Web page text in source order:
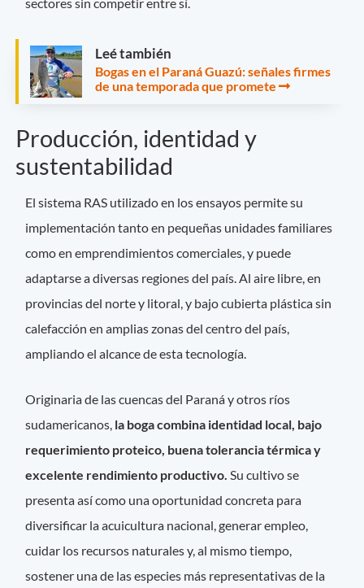
Leé también
Bogas en el Paraná Guazú: señales firmes
de una temporada que promete
Producción, identidad y
sustentabilidad
El sistema RAS utilizado en los ensayos permite su
implementación tanto en pequeñas unidades familiares
como en emprendimientos comerciales, y puede
adaptarse a diversas regiones del país. Al aire libre, en
provincias del norte y litoral, y bajo cubierta plástica sin
calefacción en amplias zonas del centro del país,
ampliando el alcance de esta tecnología.
Originaria de las cuencas del Paraná y otros ríos
sudamericanos, la boga combina identidad local, bajo
requerimiento proteico, buena tolerancia térmica y
excelente rendimiento productivo. Su cultivo se
presenta así como una oportunidad concreta para
diversificar la acuicultura nacional, generar empleo,
cuidar los recursos naturales y, al mismo tiempo,
sostener una de las especies más representativas de la